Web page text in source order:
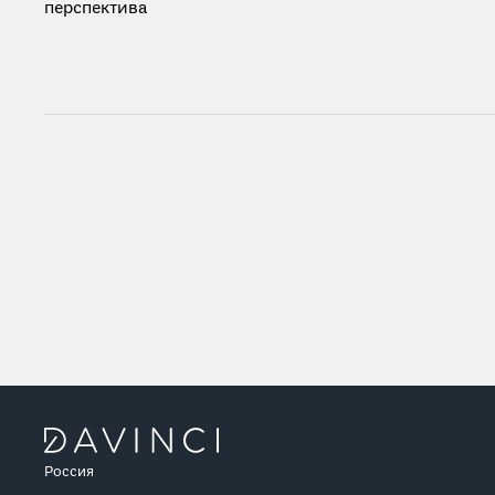
перспектива
Россия